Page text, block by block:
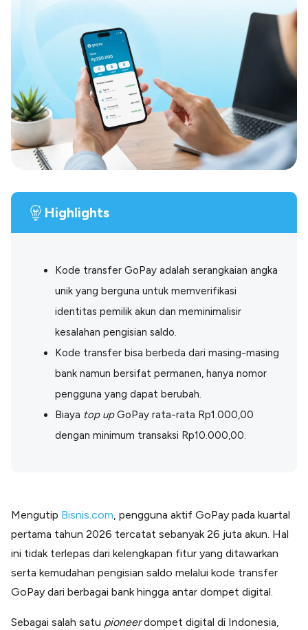
Kartu Kredit Bisnis
Paper Card
Satu kartu untuk bisnis & personal
Paper Horizon
Kartu korporat expense terlengkap
Solusi Industri
Konstruksi
Lainnya
Open API
Pencatatan Laporan Keuangan Gratis
Integrasi Accurate
Highlights
Kode transfer GoPay adalah serangkaian angka
unik yang berguna untuk memverifikasi
identitas pemilik akun dan meminimalisir
kesalahan pengisian saldo.
Kode transfer bisa berbeda dari masing-masing
bank namun bersifat permanen, hanya nomor
pengguna yang dapat berubah.
Biaya top upGoPay rata-rata Rp1.000,00
dengan minimum transaksi Rp10.000,00.
Mengutip Bisnis.com, pengguna aktif GoPay pada kuartal
pertama tahun 2026 tercatat sebanyak 26 juta akun. Hal
ini tidak terlepas dari kelengkapan fitur yang ditawarkan
serta kemudahan pengisian saldo melalui kode transfer
GoPay dari berbagai bank hingga antar dompet digital.
Sebagai salah satu pioneerdompet digital di Indonesia,